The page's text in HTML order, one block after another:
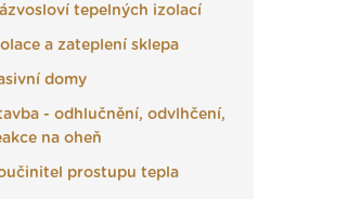
a
kostce ›
Vyberte si izolaci a pak
ji tady klidně poptejte ›
tepelných izolací
a zateplení sklepa
domy
- odhlučnění, odvlhčení,
na oheň
prostupu tepla